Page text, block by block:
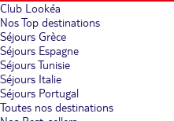
Club Lookéa
Nos Top destinations
Séjours Grèce
Séjours Espagne
Séjours Tunisie
Séjours Italie
Séjours Portugal
Toutes nos destinations